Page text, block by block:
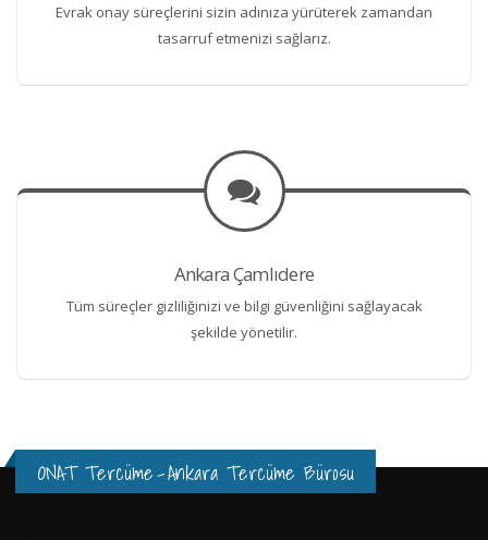
Evrak onay süreçlerini sizin adınıza yürüterek zamandan
tasarruf etmenizi sağlarız.
Ankara Çamlıdere
Tüm süreçler gizliliğinizi ve bilgi güvenliğini sağlayacak
şekilde yönetilir.
ONAT Tercüme-Ankara Tercüme Bürosu